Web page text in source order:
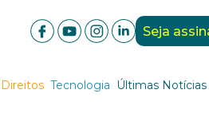
Seja
Tecnologia Últimas Notícias